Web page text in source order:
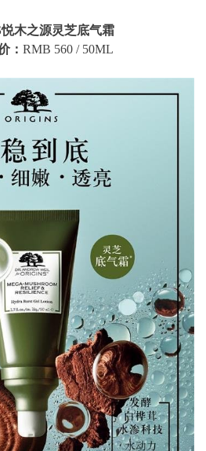
木之源灵芝底气霜
： RMB 560 / 50ML